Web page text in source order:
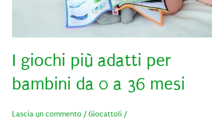
I giochi più adatti per
bambini da 0 a 36 mesi
Lascia un commento / Giocattoli /